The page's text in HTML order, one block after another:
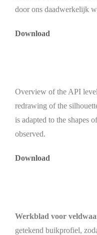
door ons daadwerkelijk
Download
Overview of the API
redrawing of the
is adapted to the shapes
observed.
Download
Werkblad voor
getekend buikprofiel,